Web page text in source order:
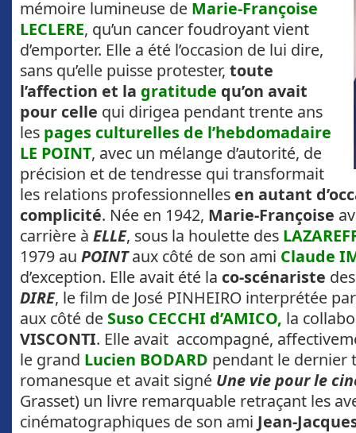
mémoire lumineuse de Marie-Françoise
LECLERE, qu’un cancer foudroyant vient
d’emporter. Elle a été l’occasion de lui dire,
sans qu’elle puisse protester, toute
l’affection et la gratitude qu’on avait
pour celle qui dirigea pendant trente ans
les pages culturelles de l’hebdomadaire
LE POINT, avec un mélange d’autorité, de
précision et de tendresse qui transformait
les relations professionnelles en autant
complicité. Née en 1942, Marie-Françoise
carrière à ELLE, sous la houlette des
1979 au POINTaux côté de son ami Claude
d’exception. Elle avait été la co-scénariste
DIRE, le film de José PINHEIRO interprétée
aux côté deSuso CECCHI d’AMICO, la
VISCONTI. Elle avait accompagné,
le grand Lucien BODARD pendant le dernier
romanesque et avait signé Une vie pour le
Grasset) un livre remarquable retraçant les
cinématographiques de son ami Jean-